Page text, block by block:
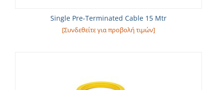
Single Pre-Terminated Cable 15 Mtr
[Συνδεθείτε για προβολή τιμών]